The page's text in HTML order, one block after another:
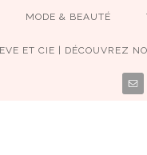
MODE & BEAUTÉ
ET CIE | DÉCOUVREZ